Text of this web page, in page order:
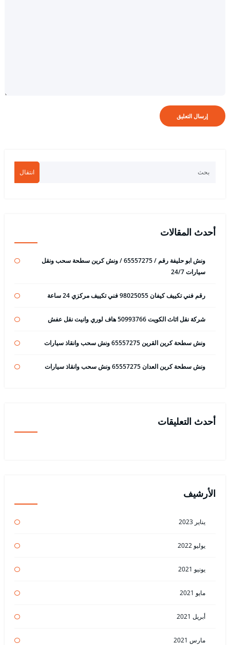
انتقال
أحدث المقالات
ونش ابو حليفة رقم / 65557275 / ونش كرين سطحة سحب ونقل
سيارات 24/7
رقم فني تكييف كيفان 98025055 فني تكييف مركزي 24 ساعة
شركة نقل اثاث الكويت 50993766 هاف لوري وانيت نقل عفش
ونش سطحة كرين القرين 65557275 ونش سحب وانقاذ سيارات
ونش سطحة كرين العدان 65557275 ونش سحب وانقاذ سيارات
أحدث التعليقات
الأرشيف
يناير 2023
يوليو 2022
يونيو 2021
مايو 2021
أبريل 2021
مارس 2021